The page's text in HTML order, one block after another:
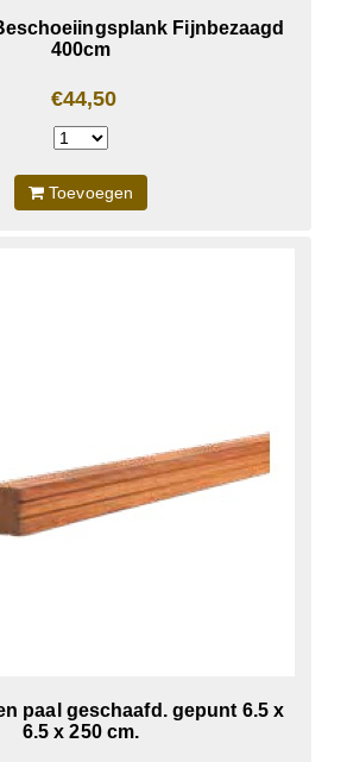
Fijnbezaagd
400cm
€44,50
Toevoegen
paal geschaafd. gepunt 6.5 x
6.5 x 250 cm.